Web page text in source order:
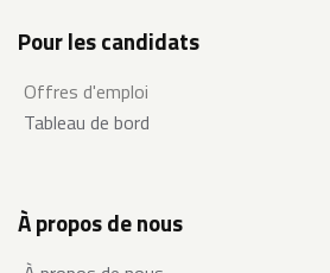
Pour les candidats
Offres d'emploi
Tableau de bord
À propos de nous